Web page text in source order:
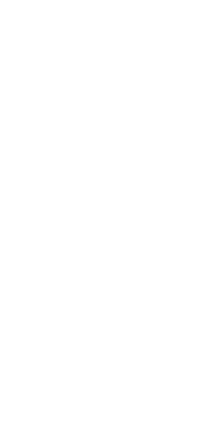
Bundestagswahl
in Deutschland
im Sinne
oder älter sind
sind
Jahre alt
drei Monate